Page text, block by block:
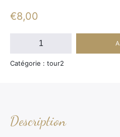
€8,00
quantité
Catégorie : tour2
Description